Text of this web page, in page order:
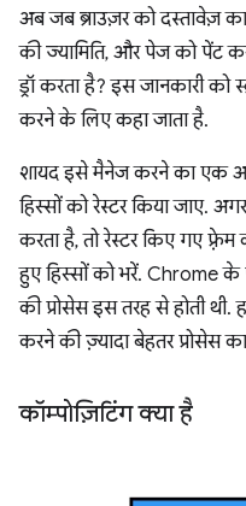
अब जब ब्राउज़र को दस्तावेज़
की ज्यामिति, और पेज को पेंट
ड्रॉ करता है? इस जानकारी को
करने के लिए कहा जाता है.
शायद इसे मैनेज करने का एक
हिस्सों को रेस्टर किया जाए.
करता है, तो रेस्टर किए गए
हुए हिस्सों को भरें. Chrome के
की प्रोसेस इस तरह से होती थी.
करने की ज़्यादा बेहतर प्रोसेस
कॉम्पोज़िटिंग क्या है